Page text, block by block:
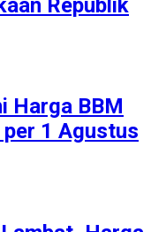
Republik
Harga BBM
1 Agustus